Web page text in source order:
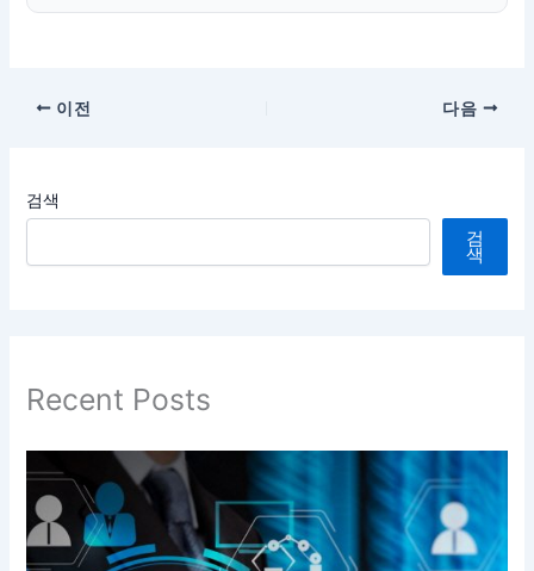
이전 다음
검색
검
색
Recent Posts